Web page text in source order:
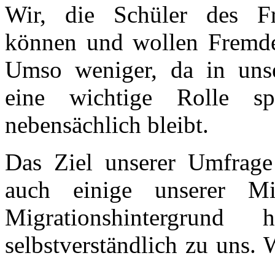
Wir, die Schüler des
können und wollen
Umso weniger, da in
eine wichtige Rolle
nebensächlich bleibt.
Das Ziel unserer
auch einige unserer
selbstverständlich zu uns.